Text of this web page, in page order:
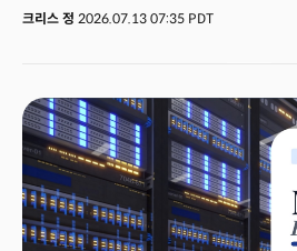
심장부에 입성했고, 삼성전자는 전년 대비 이
"HBM 수요가 언제까지 갈 것인가"를 묻지 않
얼마나 앞서 반영됐는가"를 계산하기 시작했습
슈퍼사이클의 정점에서 벌어지는 자본과 주가
자본지출이 드리우기 시작한 공급과잉의 그림
크리스 정 2026.07.13 07:35 PDT